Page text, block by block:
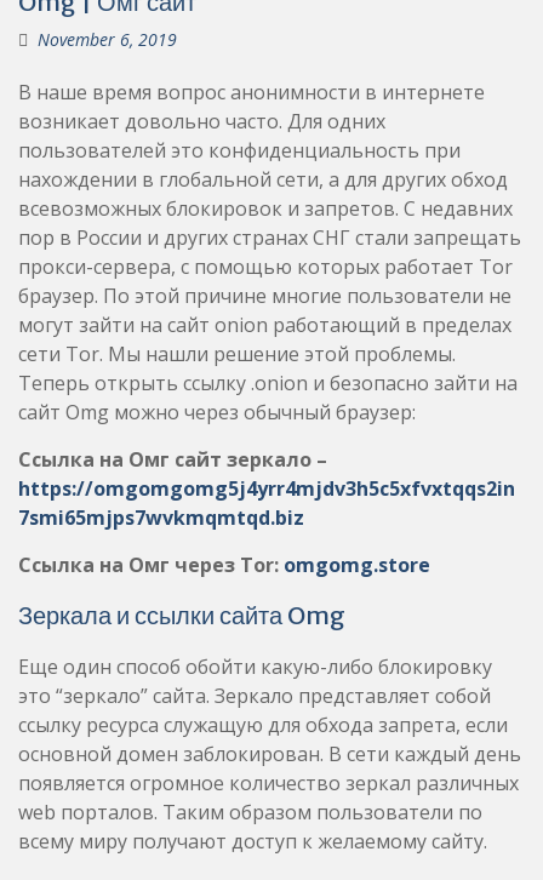
November 6, 2019
В наше время вопрос анонимности в интернете
возникает довольно часто. Для одних
пользователей это конфиденциальность при
нахождении в глобальной сети, а для других обход
всевозможных блокировок и запретов. С недавних
пор в России и других странах СНГ стали запрещать
прокси-сервера, с помощью которых работает Tor
браузер. По этой причине многие пользователи не
могут зайти на сайт onion работающий в пределах
сети Tor. Мы нашли решение этой проблемы.
Теперь открыть ссылку .onion и безопасно зайти на
сайт Omg можно через обычный браузер:
Ссылка на Омг сайт зеркало –
https://omgomgomg5j4yrr4mjdv3h5c5xfvxtqqs2in
7smi65mjps7wvkmqmtqd.biz
Ссылка на Омг через Tor: omgomg.store
Зеркала и ссылки сайта Omg
Еще один способ обойти какую-либо блокировку
это “зеркало” сайта. Зеркало представляет собой
ссылку ресурса служащую для обхода запрета, если
основной домен заблокирован. В сети каждый день
появляется огромное количество зеркал различных
web порталов. Таким образом пользователи по
всему миру получают доступ к желаемому сайту.